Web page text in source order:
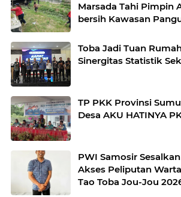
Marsada Tahi Pimpin
bersih Kawasan
Toba Jadi Tuan
Sinergitas Statistik
TP PKK Provinsi
Desa AKU HATINYA
PWI Samosir
Akses Peliputan
Tao Toba Jou-Jou